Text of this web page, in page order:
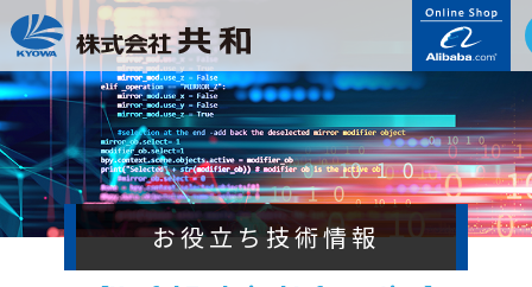
お役立ち技術情報